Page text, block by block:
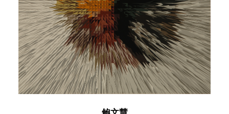
快捷登录 帐号密码登录
手机号码
发送验证码
手机号码将作为您的登录账号